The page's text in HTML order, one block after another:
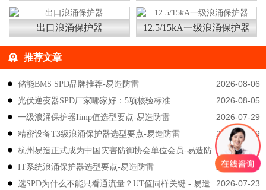
出口浪涌保护器 12.5/15kA一级浪涌保护器
推荐文章
2026-08-06
储能BMS SPD品牌推荐-易造防雷
2026-08-05
光伏逆变器SPD厂家哪家好：5项核验标准
2026-07-29
一级浪涌保护器Iimp值选型要点-易造防雷
2026-07-29
精密设备T3级浪涌保护器选型要点-易造防雷
2026-07-23
杭州易造正式成为中国灾害防御协会单位会员-易造防
雷
2026-07-23
IT系统浪涌保护器选型要点-易造防雷
2026-07-23
选SPD为什么不能只看通流量？UT值同样关键 - 易造